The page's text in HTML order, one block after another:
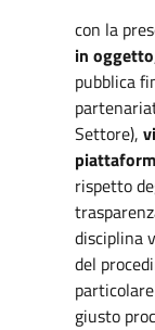
con la
in oggetto
pubblica
Settore),
rispetto
disciplina
del
giusto